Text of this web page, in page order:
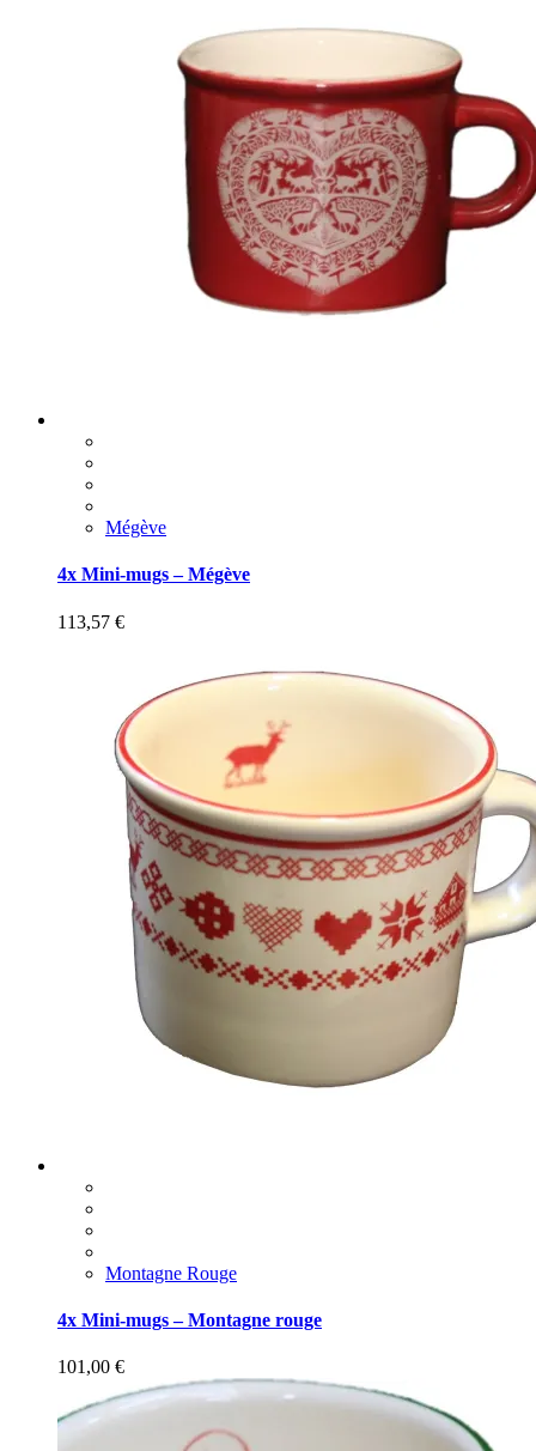
Mégève
4x Mini-mugs – Mégève
113,57 €
Montagne Rouge
4x Mini-mugs – Montagne rouge
101,00 €